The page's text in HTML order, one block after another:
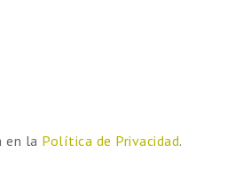
en la Política de Privacidad.